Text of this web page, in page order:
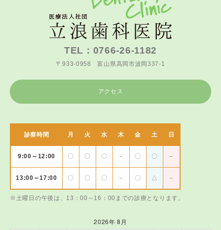
TEL：0766-26-1182
〒933-0958 富山県高岡市波岡337-1
アクセス
診察時間 月 火 水 木 金 土 日
9:00～12:00 〇 〇 〇 － 〇 〇 －
13:00～17:00 〇 〇 〇 － 〇 △ －
※土曜日の午後は、13：00～16：00までの診療となります。
2026年 8月